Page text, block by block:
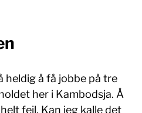
heldig å få jobbe på tre
her i Kambodsja. Å
feil. Kan jeg kalle det